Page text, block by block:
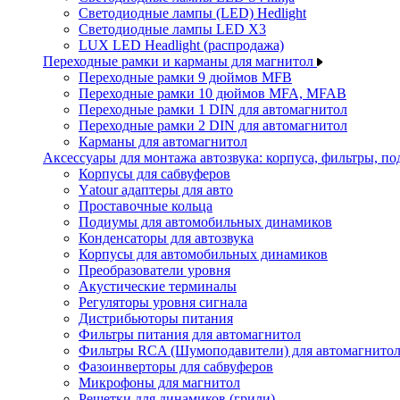
Светодиодные лампы (LED) Hedlight
Светодиодные лампы LED X3
LUX LED Headlight (распродажа)
Переходные рамки и карманы для магнитол
Переходные рамки 9 дюймов MFB
Переходные рамки 10 дюймов MFA, MFAB
Переходные рамки 1 DIN для автомагнитол
Переходные рамки 2 DIN для автомагнитол
Карманы для автомагнитол
Аксессуары для монтажа автозвука: корпуса, фильтры,
Корпусы для сабвуферов
Yаtour адаптеры для авто
Проставочные кольца
Подиумы для автомобильных динамиков
Конденсаторы для автозвука
Корпусы для автомобильных динамиков
Преобразователи уровня
Акустические терминалы
Регуляторы уровня сигнала
Дистрибьюторы питания
Фильтры питания для автомагнитол
Фильтры RCA (Шумоподавители) для автомагнитол
Фазоинверторы для сабвуферов
Микрофоны для магнитол